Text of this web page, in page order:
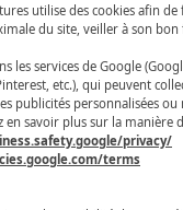
LYOCELL
VISCOSA
LINO
utilise des cookies afin
du site, veiller à son
les services de Google
etc.), qui peuvent
publicités personnalisées ou
en savoir plus sur la manière
privacy/
terms